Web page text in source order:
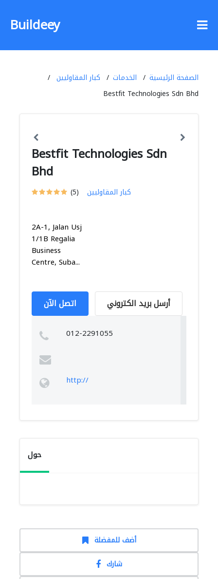
Buildeey
الصفحة الرئيسية الخدمات
كبار المقاوليين
Bestfit Technologies Sdn Bhd
Bestfit Technologies Sdn
Bhd
(5) كبار المقاوليين
2A-1, Jalan Usj
1/1B Regalia
Business
Centre, Suba...
اتصل الآن أرسل بريد الكتروني
012-2291055
http://
حول
أضف للمفضلة
شارك